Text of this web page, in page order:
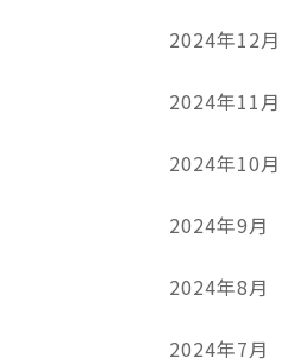
2024年12月
2024年11月
2024年10月
2024年9月
2024年8月
2024年7月